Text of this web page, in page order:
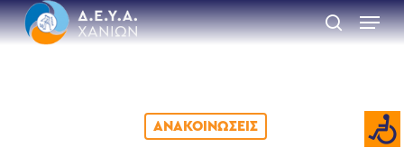
Skip
to
main
search
Menu
ΑΝΑΚΟΙΝΏΣΕΙΣ